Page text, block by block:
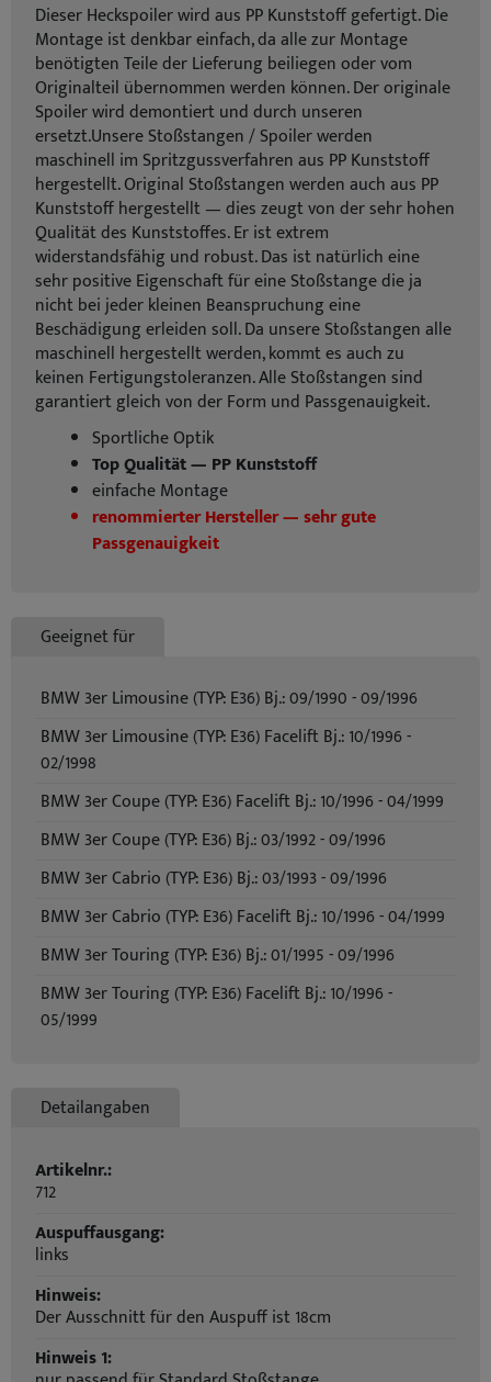
Dieser Heckspoiler wird aus PP Kunststoff gefertigt. Die
Montage ist denkbar einfach, da alle zur Montage
benötigten Teile der Lieferung beiliegen oder vom
Originalteil übernommen werden können. Der originale
Spoiler wird demontiert und durch unseren
ersetzt.Unsere Stoßstangen / Spoiler werden
maschinell im Spritzgussverfahren aus PP Kunststoff
hergestellt. Original Stoßstangen werden auch aus PP
Kunststoff hergestellt — dies zeugt von der sehr hohen
Qualität des Kunststoffes. Er ist extrem
widerstandsfähig und robust. Das ist natürlich eine
sehr positive Eigenschaft für eine Stoßstange die ja
nicht bei jeder kleinen Beanspruchung eine
Beschädigung erleiden soll. Da unsere Stoßstangen alle
maschinell hergestellt werden, kommt es auch zu
keinen Fertigungstoleranzen. Alle Stoßstangen sind
garantiert gleich von der Form und Passgenauigkeit.
Sportliche Optik
Top Qualität — PP Kunststoff
einfache Montage
renommierter Hersteller — sehr gute
Passgenauigkeit
Geeignet für
BMW 3er Limousine (TYP: E36) Bj.: 09/1990 - 09/1996
BMW 3er Limousine (TYP: E36) Facelift Bj.: 10/1996 -
02/1998
BMW 3er Coupe (TYP: E36) Facelift Bj.: 10/1996 - 04/1999
BMW 3er Coupe (TYP: E36) Bj.: 03/1992 - 09/1996
BMW 3er Cabrio (TYP: E36) Bj.: 03/1993 - 09/1996
BMW 3er Cabrio (TYP: E36) Facelift Bj.: 10/1996 - 04/1999
BMW 3er Touring (TYP: E36) Bj.: 01/1995 - 09/1996
BMW 3er Touring (TYP: E36) Facelift Bj.: 10/1996 -
05/1999
Detailangaben
Artikelnr.:
712
Auspuffausgang:
links
Hinweis:
Der Ausschnitt für den Auspuff ist 18cm
Hinweis 1: